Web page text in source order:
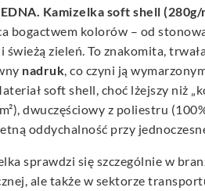
Kamizelka soft shell
bogactwem kolorów – od
i świeżą zieleń. To znakomita,
nadruk, co czyni ją
soft shell, choć lżejszy niż
dwuczęściowy z poliestru
oddychalność przy
sprawdzi się szczególnie w
ale także w sektorze